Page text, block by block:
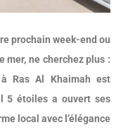
prochain week-end ou
mer, ne cherchez plus :
Ras Al Khaimah est
5 étoiles a ouvert ses
local avec l’élégance